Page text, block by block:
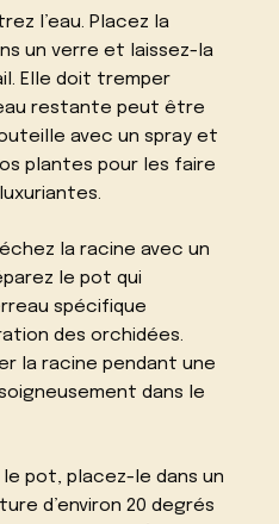
l’eau. Placez la
un verre et laissez-la
Elle doit tremper
restante peut être
avec un spray et
plantes pour les faire
la racine avec un
le pot qui
spécifique
des orchidées.
la racine pendant une
dans le
le pot, placez-le dans un
d’environ 20 degrés